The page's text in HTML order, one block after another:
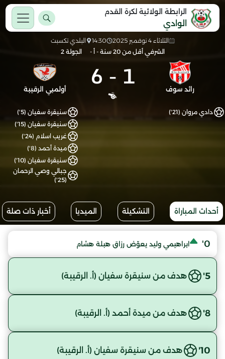
الرابطة الولائية لكرة القدم
الوادي
الثلاثاء 4 نوفمبر 2025 14:30
البلدي تكسبت
الشرفي أقل من 20 سنة - أ -
الجولة 2
رائد سوف 1
-
6 أولمبي الرقيبة
دادي مروان (21')
سنيقرة سفيان (5')
سنيقرة سفيان (15')
غريب اسلام (24')
ميدة أحمد (8')
سنيقرة سفيان (10')
جبالي وصي الرحمان
(25')
أحداث المباراة التشكيلة الميديا أخبار ذات صلة
0' ابراهيمي وليد يعوّض رزاق هبلة هشام
5' هدف من سنيقرة سفيان (أ. الرقيبة)
8' هدف من ميدة أحمد (أ. الرقيبة)
10' هدف من سنيقرة سفيان (أ. الرقيبة)